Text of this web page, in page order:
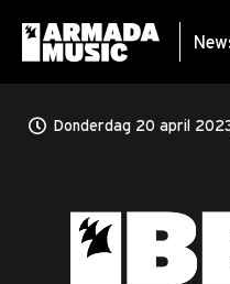
Donderdag 20 april